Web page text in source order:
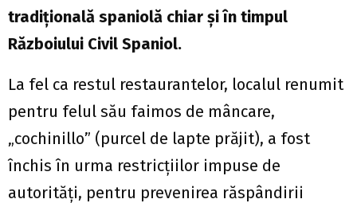
tradiţională spaniolă chiar şi în timpul
Războiului Civil Spaniol.
La fel ca restul restaurantelor, localul renumit
pentru felul său faimos de mâncare,
„cochinillo” (purcel de lapte prăjit), a fost
închis în urma restricţiilor impuse de
autorităţi, pentru prevenirea răspândirii